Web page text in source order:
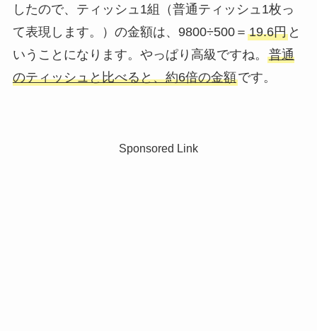
したので、ティッシュ1組（普通ティッシュ1枚っ
て表現します。）の金額は、9800÷500＝ 19.6円と
いうことになります。やっぱり高級ですね。 普通
のティッシュと比べると、約6倍の金額です。
Sponsored Link